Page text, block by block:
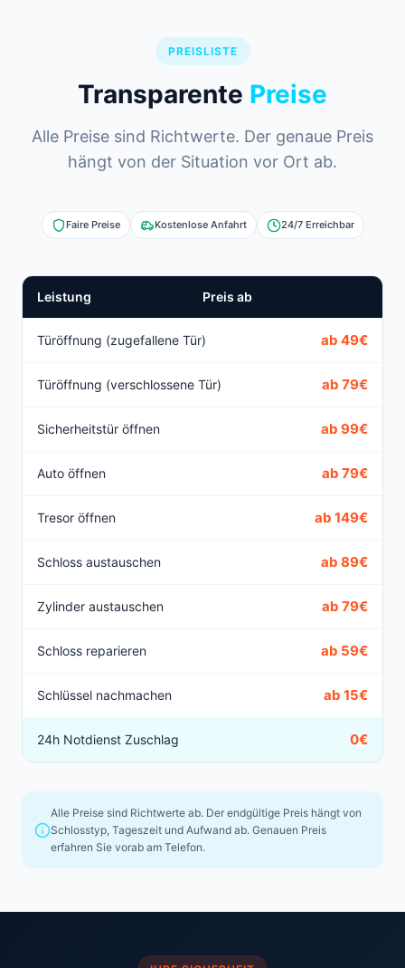
PREISLISTE
Transparente Preise
Alle Preise sind Richtwerte. Der genaue Preis
hängt von der Situation vor Ort ab.
Faire Preise Kostenlose Anfahrt 24/7 Erreichbar
Leistung Preis ab
Türöffnung (zugefallene Tür) ab 49€
Türöffnung (verschlossene Tür) ab 79€
Sicherheitstür öffnen ab 99€
Auto öffnen ab 79€
Tresor öffnen ab 149€
Schloss austauschen ab 89€
Zylinder austauschen ab 79€
Schloss reparieren ab 59€
Schlüssel nachmachen ab 15€
24h Notdienst Zuschlag 0€
Alle Preise sind Richtwerte ab. Der endgültige Preis hängt von
Schlosstyp, Tageszeit und Aufwand ab. Genauen Preis
erfahren Sie vorab am Telefon.